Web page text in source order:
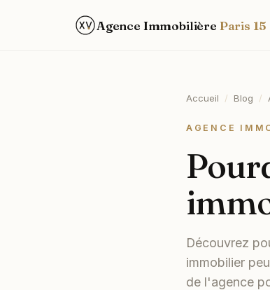
Agence Immobilière Paris 15
Accueil / Blog /
AGENCE
Découvrez
immobilier
de l'agence